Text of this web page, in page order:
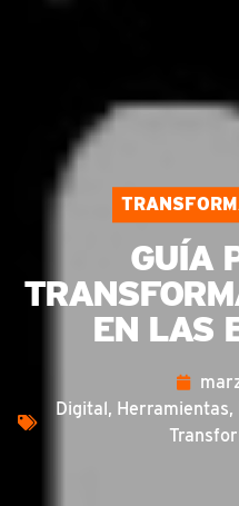
GUÍA
EN LAS
Digital, Herramientas,